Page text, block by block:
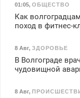
01:05, ОБЩЕСТВО
Как
поход в фитнес-
8 Авг, ЗДОРОВЬЕ
В Волгограде
чудовищной
8 Авг,